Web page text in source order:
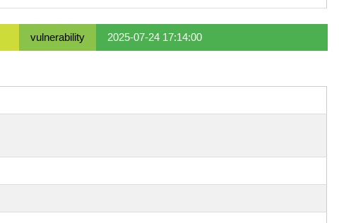
vulnerability 2025-07-24 17:14:00